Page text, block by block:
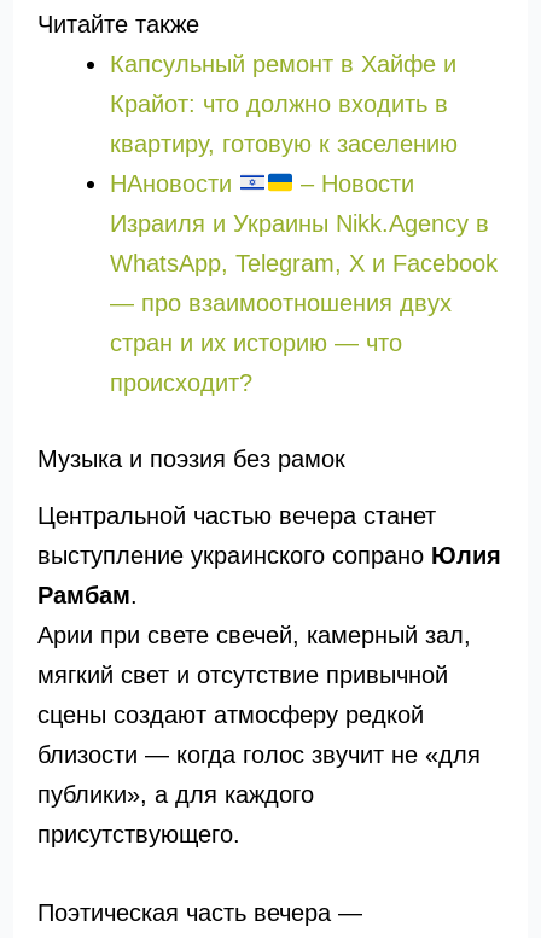
Читайте также
Капсульный ремонт в Хайфе и
Крайот: что должно входить в
квартиру, готовую к заселению
НАновости
– Новости
Израиля и Украины Nikk.Agency в
WhatsApp, Telegram, X и Facebook
— про взаимоотношения двух
стран и их историю — что
происходит?
Музыка и поэзия без рамок
Центральной частью вечера станет
выступление украинского сопрано Юлия
Рамбам.
Арии при свете свечей, камерный зал,
мягкий свет и отсутствие привычной
сцены создают атмосферу редкой
близости — когда голос звучит не «для
публики», а для каждого
присутствующего.
Поэтическая часть вечера —